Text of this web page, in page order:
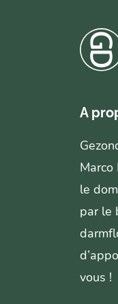
A
le
par le
vous !